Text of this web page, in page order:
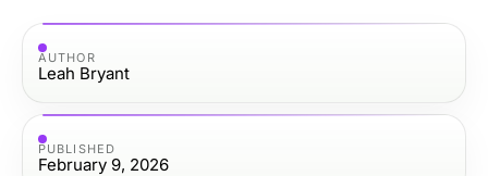
AUTHOR
Leah Bryant
PUBLISHED
February 9, 2026